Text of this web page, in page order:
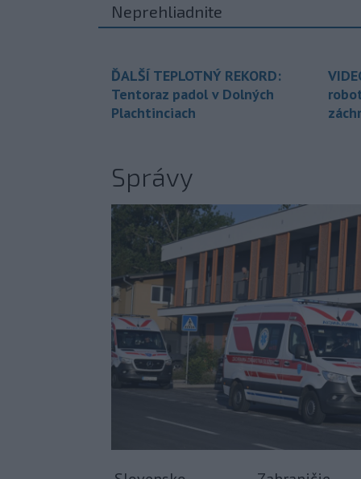
Neprehliadnite
ĎALŠÍ TEPLOTNÝ REKORD:
Tentoraz padol v Dolných
Plachtinciach
Správy